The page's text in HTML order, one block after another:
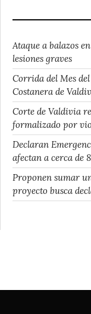
Ataque a balazos
lesiones graves
Corrida del Mes
Costanera de
Corte de Valdivia
formalizado por
Declaran
afectan a cerca de
Proponen sumar
proyecto busca